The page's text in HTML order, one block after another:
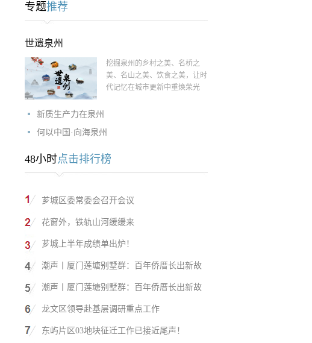
专题推荐
世遗泉州
挖掘泉州的乡村之美、名桥之
美、名山之美、饮食之美，让时
代记忆在城市更新中重焕荣光
新质生产力在泉州
何以中国·向海泉州
48小时点击排行榜
芗城区委常委会召开会议
花窗外，铁轨山河缓缓来
芗城上半年成绩单出炉！
潮声丨厦门莲塘别墅群：百年侨厝长出新故
潮声丨厦门莲塘别墅群：百年侨厝长出新故
龙文区领导赴基层调研重点工作
东屿片区03地块征迁工作已接近尾声！